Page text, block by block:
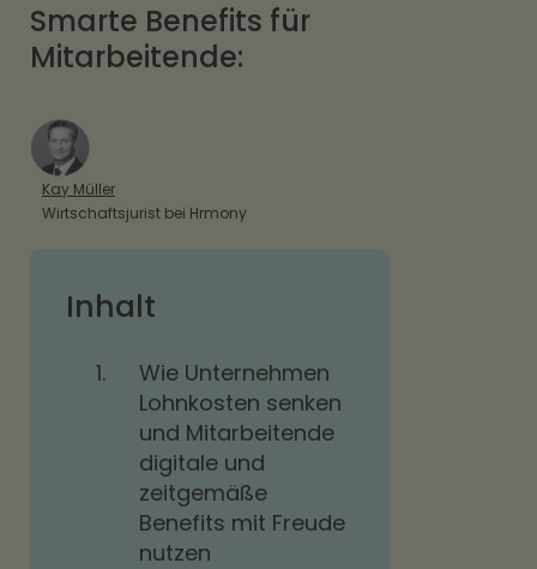
Smarte Benefits für
Mitarbeitende:
Kay Müller
Wirtschaftsjurist bei Hrmony
Inhalt
1.
Wie Unternehmen
Lohnkosten senken
und Mitarbeitende
digitale und
zeitgemäße
Benefits mit Freude
nutzen